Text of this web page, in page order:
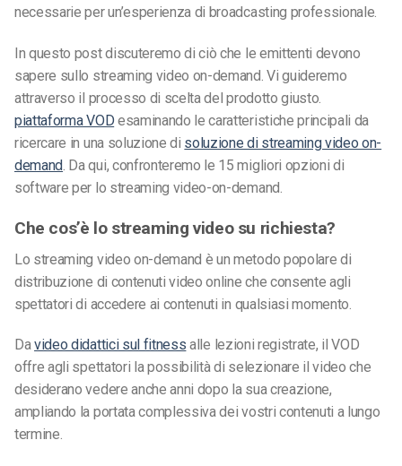
necessarie per un’esperienza di broadcasting professionale.
In questo post discuteremo di ciò che le emittenti devono
sapere sullo streaming video on-demand. Vi guideremo
attraverso il processo di scelta del prodotto giusto.
piattaforma VOD esaminando le caratteristiche principali da
ricercare in una soluzione di soluzione di streaming video on-
demand. Da qui, confronteremo le 15 migliori opzioni di
software per lo streaming video-on-demand.
Che cos’è lo streaming video su richiesta?
Lo streaming video on-demand è un metodo popolare di
distribuzione di contenuti video online che consente agli
spettatori di accedere ai contenuti in qualsiasi momento.
Davideo didattici sul fitness alle lezioni registrate, il VOD
offre agli spettatori la possibilità di selezionare il video che
desiderano vedere anche anni dopo la sua creazione,
ampliando la portata complessiva dei vostri contenuti a lungo
termine.